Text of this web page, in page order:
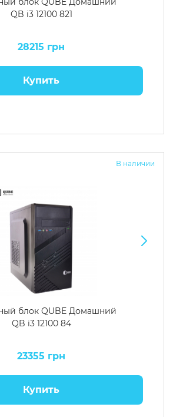
QB i3 12100 821
28215 грн
Купить
В наличии
блок QUBE Домашний
QB i3 12100 84
23355 грн
Купить